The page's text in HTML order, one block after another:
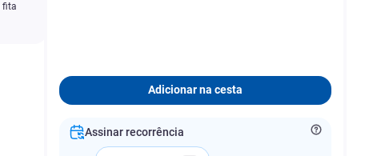
fita
Adicionar na cesta
Assinar recorrência